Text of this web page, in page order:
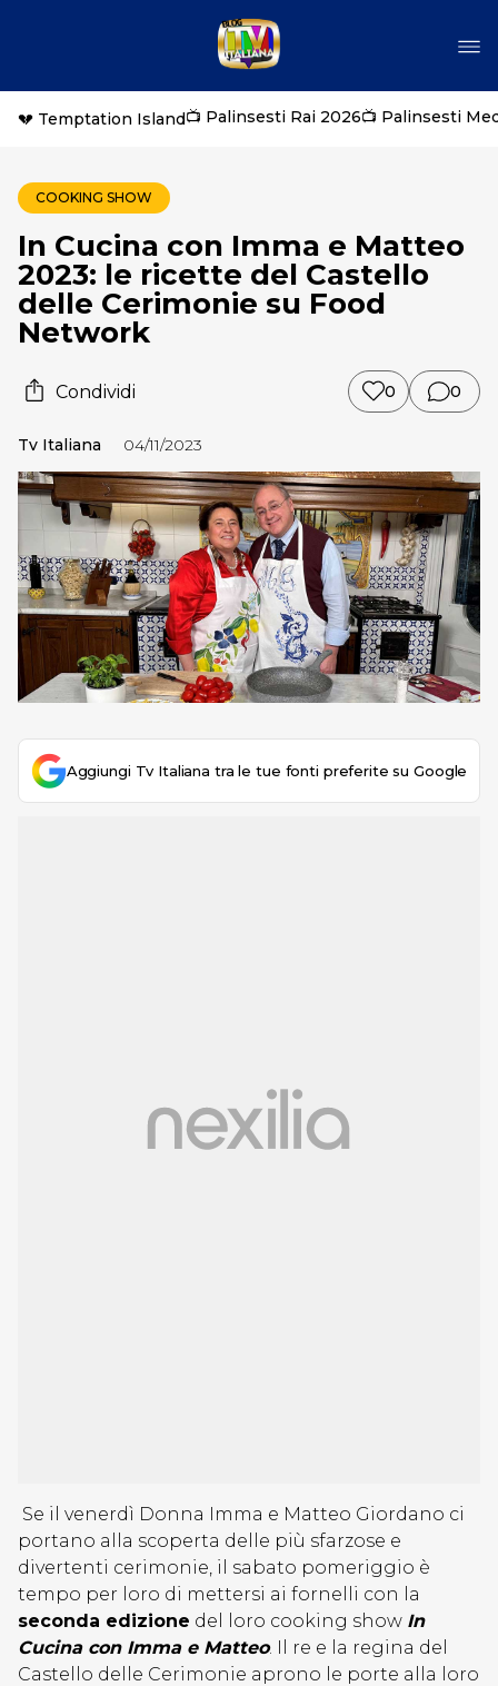
💔 Temptation Island📺 Palinsesti Rai 2026📺 Palinsesti
COOKING SHOW
In Cucina con Imma e Matteo
2023: le ricette del Castello
delle Cerimonie su Food
Network
Condividi 0 0
Tv Italiana 04/11/2023
Aggiungi Tv Italiana tra le tue fonti preferite su Google
Se il venerdì Donna Imma e Matteo Giordano ci
portano alla scoperta delle più sfarzose e
divertenti cerimonie, il sabato pomeriggio è
tempo per loro di mettersi ai fornelli con la
seconda edizione del loro cooking show In
Cucina con Imma e Matteo. Il re e la regina del
Castello delle Cerimonie aprono le porte alla loro